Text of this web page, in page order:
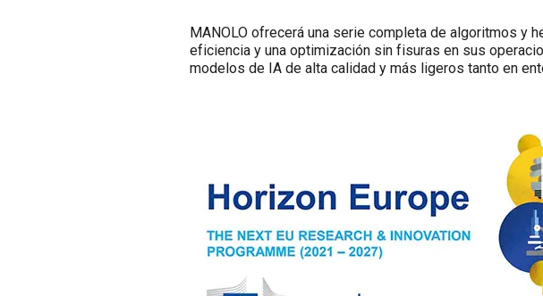
MANOLO ofrecerá una serie completa de algoritmos y
eficiencia y una optimización sin fisuras en sus
modelos de IA de alta calidad y más ligeros tanto en